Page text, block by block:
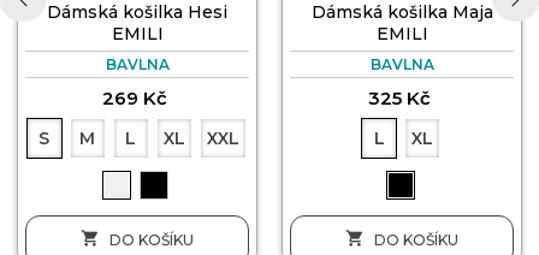
Dámská košilka Hesi
EMILI
BAVLNA
269 Kč
S M L XL XXL
 DO KOŠÍKU
Dámská košilka Maja
EMILI
BAVLNA
325 Kč
L XL
 DO KOŠÍKU